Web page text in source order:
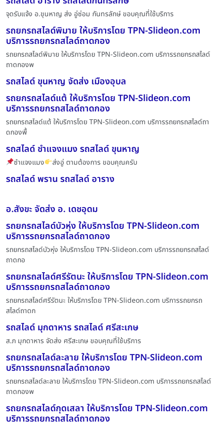
จุดรับแจ้ง อ.ขุนหาญ ส่ง อู่ซ่อม กันทรลักษ์ ขอบคุณที่ใช้บริการ
รถยกรถสไลด์พิมาย ให้บริการโดย TPN-Slideon.com
บริการรถยกรถสไลด์ถาดกอง
รถยกรถสไลด์พิมาย ให้บริการโดย TPN-Slideon.com บริการรถยกรถสไลด์
ถาดกองพ
รถสไลด์ ขุนหาญ จัดส่ง เมืองอุบล
รถยกรถสไลด์แต้ ให้บริการโดย TPN-Slideon.com
บริการรถยกรถสไลด์ถาดกอง
รถยกรถสไลด์แต้ ให้บริการโดย TPN-Slideon.com บริการรถยกรถสไลด์ถา
ดกองพื้
รถสไลด์ ชำแจงแมง รถสไลด์ ขุนหาญ
ซำแจงแมง ส่งอู่ ตามต้องการ ขอบคุณครับ
รถสไลด์ พราน รถสไลด์ อาราง
อ.สังขะ จัดส่ง อ. เดชอุดม
รถยกรถสไลด์บัวหุ่ง ให้บริการโดย TPN-Slideon.com
บริการรถยกรถสไลด์ถาดกอง
รถยกรถสไลด์บัวหุ่ง ให้บริการโดย TPN-Slideon.com บริการรถยกรถสไลด์
ถาดกอ
รถยกรถสไลด์ศรีรัตนะ ให้บริการโดย TPN-Slideon.com
บริการรถยกรถสไลด์ถาดกอง
รถยกรถสไลด์ศรีรัตนะ ให้บริการโดย TPN-Slideon.com บริการรถยกรถ
สไลด์ถาดก
รถสไลด์ มุกดาหาร รถสไลด์ ศรีสะเกษ
ส.ภ มุกดาหาร จัดส่ง ศรีสะเกษ ขอบคุณที่ใช้บริการ
รถยกรถสไลด์ละลาย ให้บริการโดย TPN-Slideon.com
บริการรถยกรถสไลด์ถาดกอง
รถยกรถสไลด์ละลาย ให้บริการโดย TPN-Slideon.com บริการรถยกรถสไลด์
ถาดกองพ
รถยกรถสไลด์กุดเสลา ให้บริการโดย TPN-Slideon.com
บริการรถยกรถสไลด์ถาดกอง